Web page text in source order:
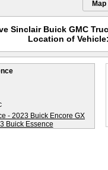
Map
Sinclair Buick GMC
Location of